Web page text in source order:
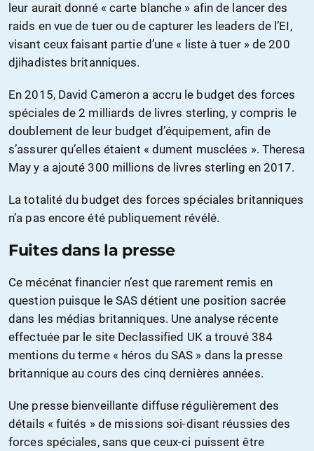
leur aurait donné « carte blanche » afin de lancer des
raids en vue de tuer ou de capturer les leaders de l’EI,
visant ceux faisant partie d’une « liste à tuer » de 200
djihadistes britanniques.
En 2015, David Cameron a accru le budget des forces
spéciales de 2 milliards de livres sterling, y compris le
doublement de leur budget d’équipement, afin de
s’assurer qu’elles étaient « dument musclées ». Theresa
May y a ajouté 300 millions de livres sterling en 2017.
La totalité du budget des forces spéciales britanniques
n’a pas encore été publiquement révélé.
Fuites dans la presse
Ce mécénat financier n’est que rarement remis en
question puisque le SAS détient une position sacrée
dans les médias britanniques. Une analyse récente
effectuée par le site Declassified UK a trouvé 384
mentions du terme « héros du SAS » dans la presse
britannique au cours des cinq dernières années.
Une presse bienveillante diffuse régulièrement des
détails « fuités » de missions soi-disant réussies des
forces spéciales, sans que ceux-ci puissent être